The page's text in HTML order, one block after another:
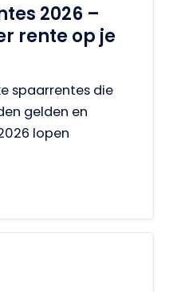
2026 –
rente op je
spaarrentes die
gelden en
lopen